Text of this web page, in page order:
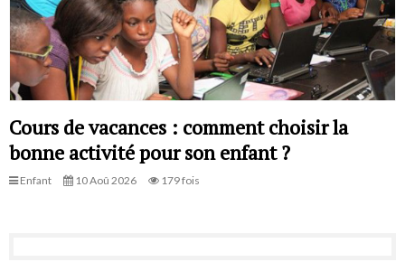
Cours de vacances : comment choisir la
bonne activité pour son enfant ?
Enfant 10 Aoû 2026 179 fois